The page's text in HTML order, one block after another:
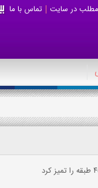
مطلب در سایت تماس با ما